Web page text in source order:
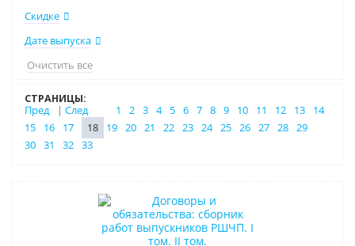
Скидке
Дате выпуска
Очистить все
СТРАНИЦЫ:
Пред
| След 1 2 3 4 5 6 7 8 9 10 11 12 13
14
15
16 17 18 19 20 21 22 23 24 25 26 27 28 29
30 31 32 33
Нет в наличии